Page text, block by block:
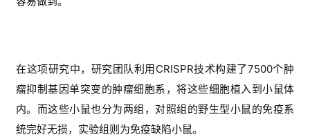
在这项研究中，研究团队利用CRISPR技术构建了7500个肿
瘤抑制基因单突变的肿瘤细胞系，将这些细胞植入到小鼠体
内。而这些小鼠也分为两组，对照组的野生型小鼠的免疫系
统完好无损，实验组则为免疫缺陷小鼠。